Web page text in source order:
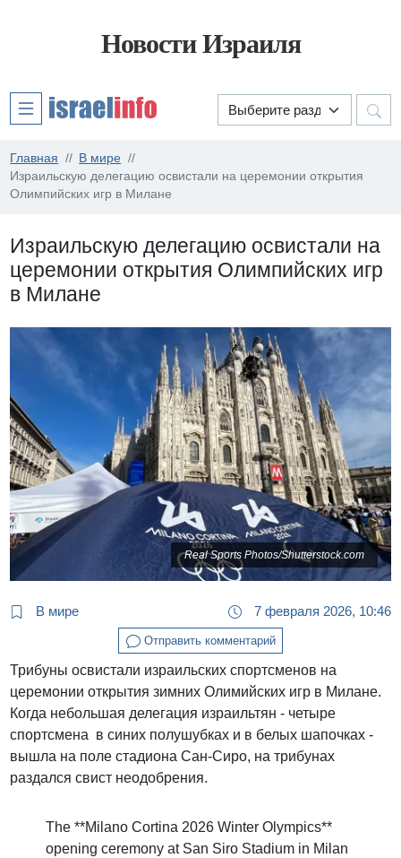
Новости Израиля
Главная
В мире
Израильскую делегацию освистали на церемонии открытия
Олимпийских игр в Милане
Израильскую делегацию освистали на
церемонии открытия Олимпийских игр
в Милане
Real Sports Photos/Shutterstock.com
В мире 7 февраля 2026, 10:46
Отправить комментарий
Трибуны освистали израильских спортсменов на
церемонии открытия зимних Олимийских игр в Милане.
Когда небольшая делегация израильтян - четыре
спортсмена в синих полушубках и в белых шапочках -
вышла на поле стадиона Сан-Сиро, на трибунах
раздался свист неодобрения.
The **Milano Cortina 2026 Winter Olympics**
opening ceremony at San Siro Stadium in Milan